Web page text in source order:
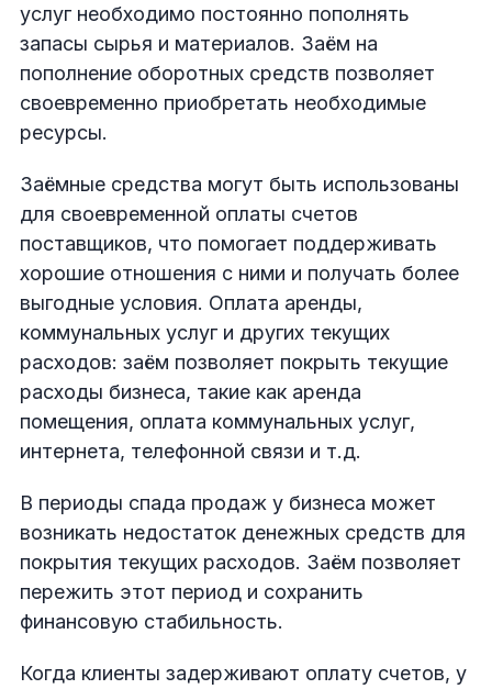
услуг необходимо постоянно пополнять
запасы сырья и материалов. Заём на
пополнение оборотных средств позволяет
своевременно приобретать необходимые
ресурсы.
Заёмные средства могут быть использованы
для своевременной оплаты счетов
поставщиков, что помогает поддерживать
хорошие отношения с ними и получать более
выгодные условия. Оплата аренды,
коммунальных услуг и других текущих
расходов: заём позволяет покрыть текущие
расходы бизнеса, такие как аренда
помещения, оплата коммунальных услуг,
интернета, телефонной связи и т.д.
В периоды спада продаж у бизнеса может
возникать недостаток денежных средств для
покрытия текущих расходов. Заём позволяет
пережить этот период и сохранить
финансовую стабильность.
Когда клиенты задерживают оплату счетов, у